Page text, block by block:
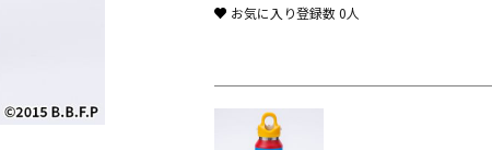
お気に入り登録数0人